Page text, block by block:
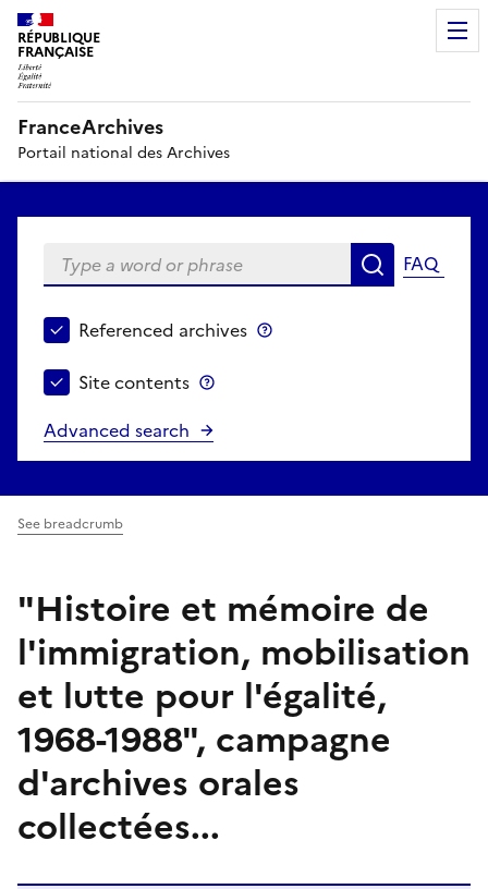
RÉPUBLIQUE
FRANÇAISE
FranceArchives
Portail national des Archives
Type a word or phrase Search
FAQ
Choose search perimeter
Referenced archives
Site contents
Advanced search
See breadcrumb
"Histoire et mémoire de
l'immigration, mobilisation
et lutte pour l'égalité,
1968-1988", campagne
d'archives orales
collectées...